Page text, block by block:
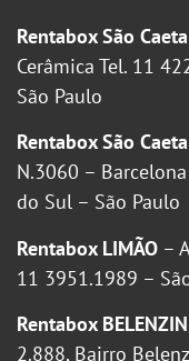
Rentabox São
Cerâmica Tel. 11
São Paulo
Rentabox São
N.3060 –
do Sul – São Paulo
Rentabox LIMÃO –
11 3951.1989 –
Rentabox
2.888, Bairro